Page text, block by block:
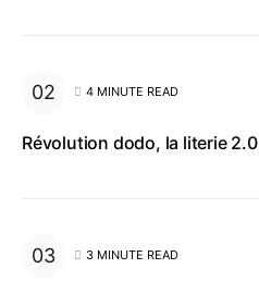
4 MINUTE READ
Révolution dodo, la literie 2.0
3 MINUTE READ